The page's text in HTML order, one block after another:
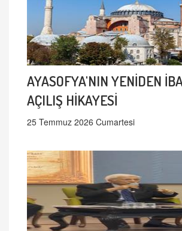
AYASOFYA'NIN YENİDEN
AÇILIŞ HİKAYESİ
25 Temmuz 2026 Cumartesi